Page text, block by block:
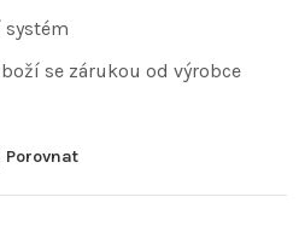
systém
se zárukou od výrobce
Porovnat